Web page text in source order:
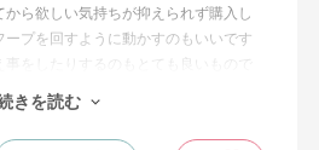
ら欲しい気持ちが抑えられず購入し
プを回すように動かすのもいいです
事をしたりするのもとても良いもので
わけではないのですが、オフィスで揺
ですが、自宅なら何も気にせずに使え
きを読む